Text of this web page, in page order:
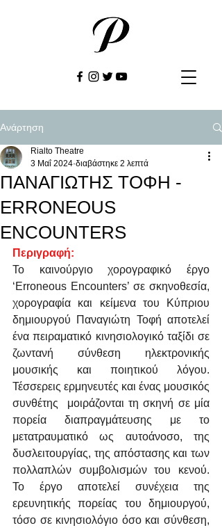
Ανάρτηση
ΠΑΝΑΓΙΩΤΗΣ ΤΟΦΗ -
ERRONEOUS
ENCOUNTERS
Rialto Theatre
3 Μαΐ 2024 διαβάστηκε 2 λεπτά
Περιγραφή:
Το καινούργιο χορογραφικό έργο
‘Erroneous Encounters’ σε σκηνοθεσία,
χορογραφία και κείμενα του Κύπριου
δημιουργού Παναγιώτη Τοφή αποτελεί
ένα πειραματικό κινησιολογικό ταξίδι σε
ζωντανή σύνθεση ηλεκτρονικής
μουσικής και ποιητικού λόγου.
Τέσσερεις ερμηνευτές και ένας μουσικός
συνθέτης  μοιράζονται τη σκηνή σε μία
πορεία διαπραγμάτευσης με το
μετατραυματικό ως αυτοάνοσο, της
δυσλειτουργίας, της απόστασης και των
πολλαπλών συμβολισμών του κενού.
Το έργο αποτελεί συνέχεια της
ερευνητικής πορείας του δημιουργού,
τόσο σε κινησιολόγιο όσο και σύνθεση,